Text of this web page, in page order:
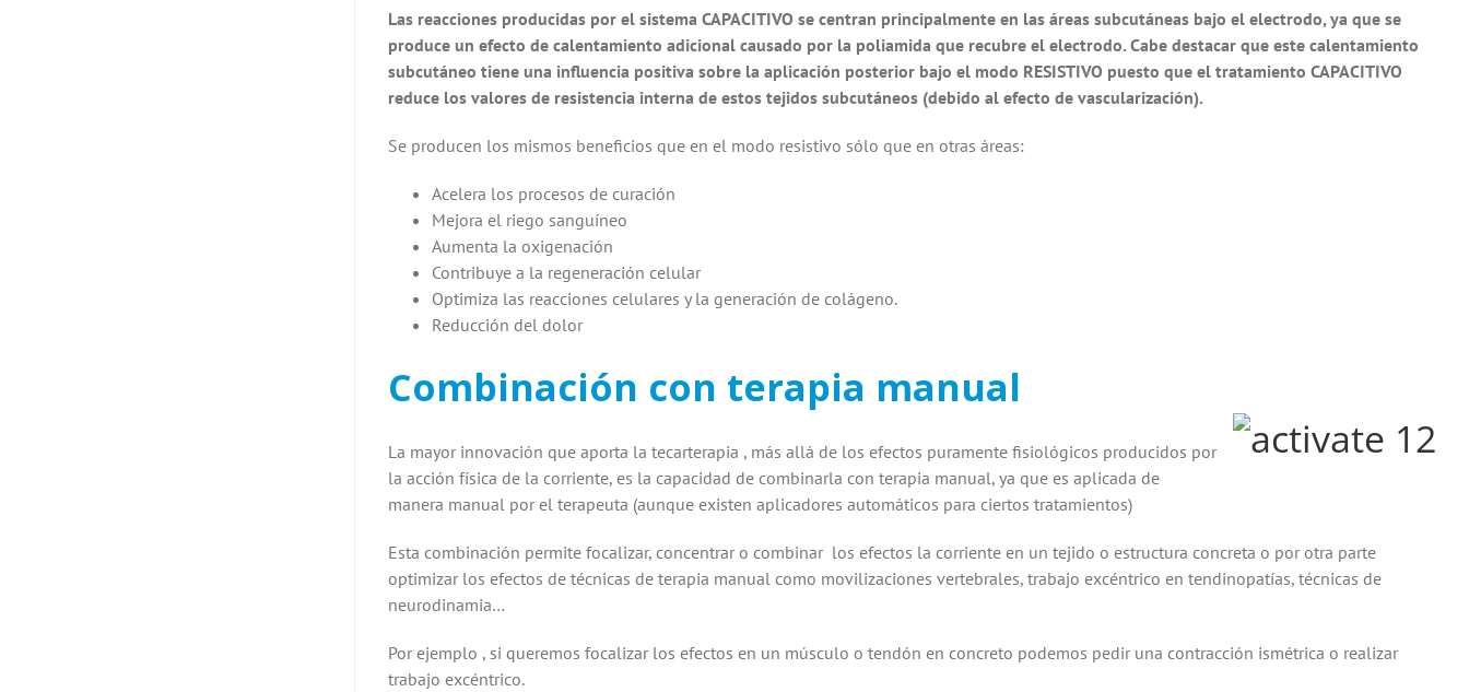
Las reacciones producidas por el sistema CAPACITIVO se centran principalmente en las áreas subcutáneas bajo el electrodo, ya que se
produce un efecto de calentamiento adicional causado por la poliamida que recubre el electrodo. Cabe destacar que este calentamiento
subcutáneo tiene una influencia positiva sobre la aplicación posterior bajo el modo RESISTIVO puesto que el tratamiento CAPACITIVO
reduce los valores de resistencia interna de estos tejidos subcutáneos (debido al efecto de vascularización).
Se producen los mismos beneficios que en el modo resistivo sólo que en otras áreas:
Acelera los procesos de curación
Mejora el riego sanguíneo
Aumenta la oxigenación
Contribuye a la regeneración celular
Optimiza las reacciones celulares y la generación de colágeno.
Reducción del dolor
Combinación con terapia manual
La mayor innovación que aporta la tecarterapia , más allá de los efectos puramente fisiológicos producidos por
la acción física de la corriente, es la capacidad de combinarla con terapia manual, ya que es aplicada de
manera manual por el terapeuta (aunque existen aplicadores automáticos para ciertos tratamientos)
Esta combinación permite focalizar, concentrar o combinar los efectos la corriente en un tejido o estructura concreta o por otra parte
optimizar los efectos de técnicas de terapia manual como movilizaciones vertebrales, trabajo excéntrico en tendinopatías, técnicas de
neurodinamia…
Por ejemplo , si queremos focalizar los efectos en un músculo o tendón en concreto podemos pedir una contracción ismétrica o realizar
trabajo excéntrico.